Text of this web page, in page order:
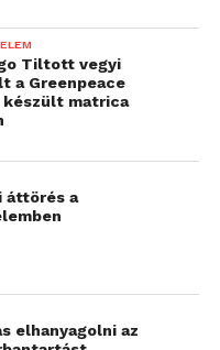
az IT
és a
is
Tiltott vegyi
a Greenpeace
készült matrica
áttörés a
elhanyagolni az